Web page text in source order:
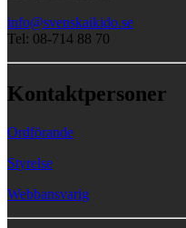
info@svenskaikido.se
Tel: 08-714 88 70
Kontaktpersoner
Ordförande
Styrelse
Webbansvarig